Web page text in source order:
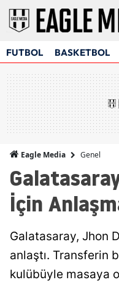
FUTBOL BASKETBOL
Eagle Media Genel
İçin
Galatasaray, Jhon
anlaştı. Transferin
kulübüyle masaya